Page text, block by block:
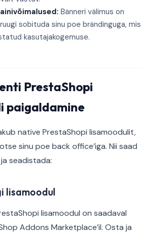
Bänneri välimus on
sobituda sinu poe brändinguga, mis
kasutajakogemuse.
PrestaShopi
paigaldamine
native PrestaShopi lisamoodulit,
sinu poe back office’iga. Nii saad
seadistada:
lisamoodul
lisamoodul on saadaval
Addons Marketplace’il. Osta ja